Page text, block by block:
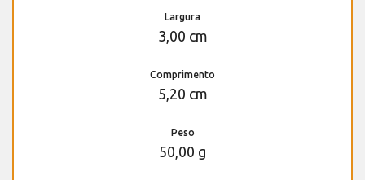
Largura
3,00 cm
Comprimento
5,20 cm
Peso
50,00 g